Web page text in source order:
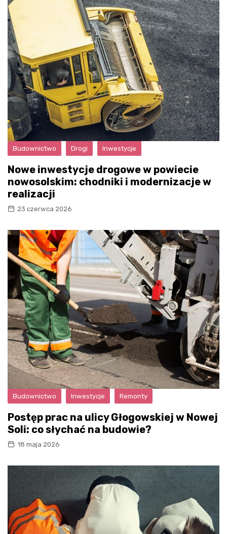
Budownictwo Drogi Inwestycje
Nowe inwestycje drogowe w powiecie
nowosolskim: chodniki i modernizacje w
realizacji
23 czerwca 2026
Budownictwo Inwestycje Remonty
Postęp prac na ulicy Głogowskiej w Nowej
Soli: co słychać na budowie?
18 maja 2026